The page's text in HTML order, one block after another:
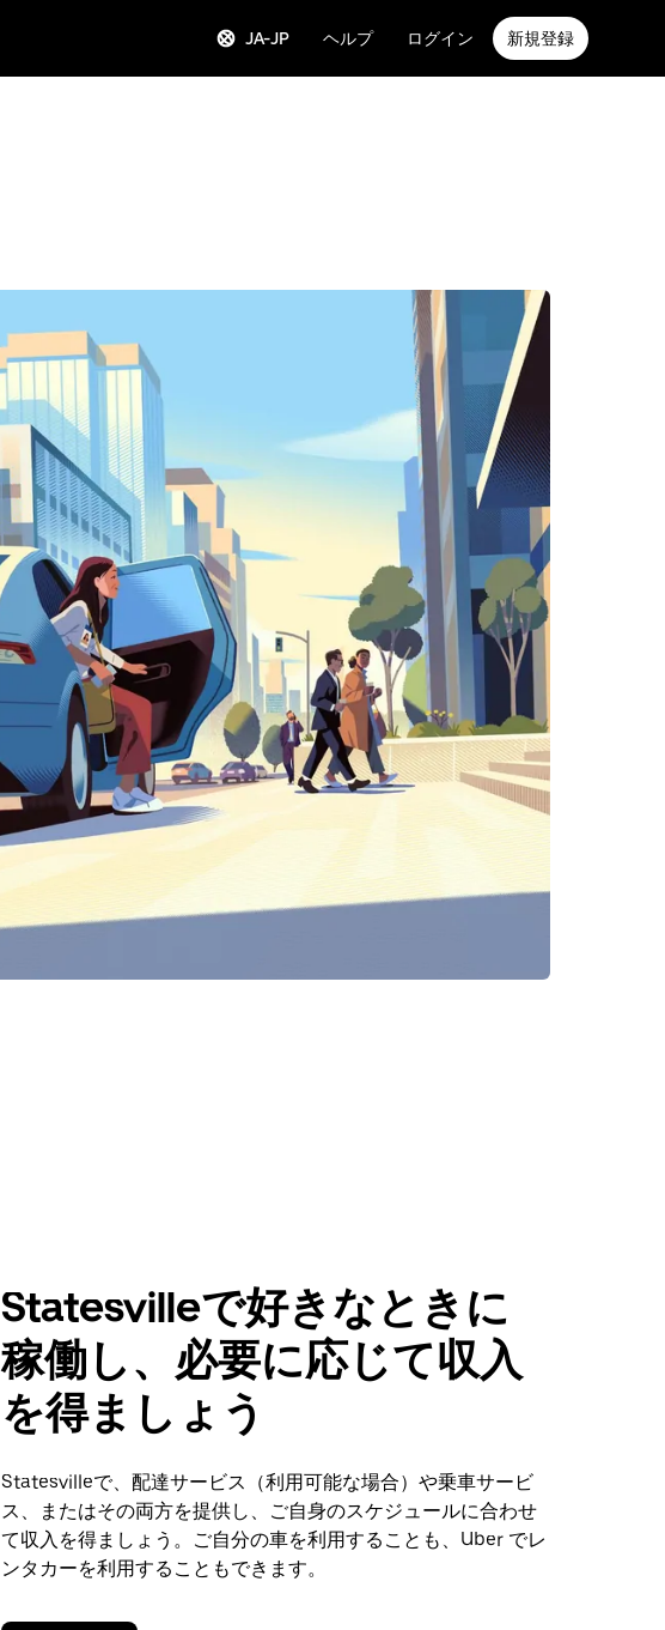
JA-JP ヘルプ ログイン 新規登録
Statesvilleで好きなときに
稼働し、必要に応じて収入
を得ましょう
Statesvilleで、配達サービス（利用可能な場合）や乗車サービ
ス、またはその両方を提供し、ご自身のスケジュールに合わせ
て収入を得ましょう。ご自分の車を利用することも、Uber でレ
ンタカーを利用することもできます。